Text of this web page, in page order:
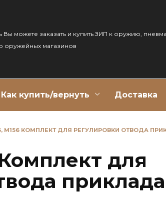
Вы можете заказать и купить ЗИП к оружию,
оружейных магазинов
Как купить/вернуть Доставка
М156 КОМПЛЕКТ ДЛЯ РЕГУЛИРОВКИ ОТВОДА
для
приклада